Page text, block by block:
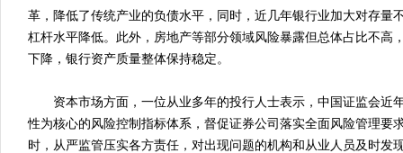
革，降低了传统产业的负债水平，同时，近几年银行业加大对存量
杠杆水平降低。此外，房地产等部分领域风险暴露但总体占比不高
下降，银行资产质量整体保持稳定。
资本市场方面，一位从业多年的投行人士表示，中国证监会近
性为核心的风险控制指标体系，督促证券公司落实全面风险管理要
时，从严监管压实各方责任，对出现问题的机构和从业人员及时发